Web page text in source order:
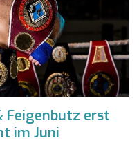
Feigenbutz erst
im Juni